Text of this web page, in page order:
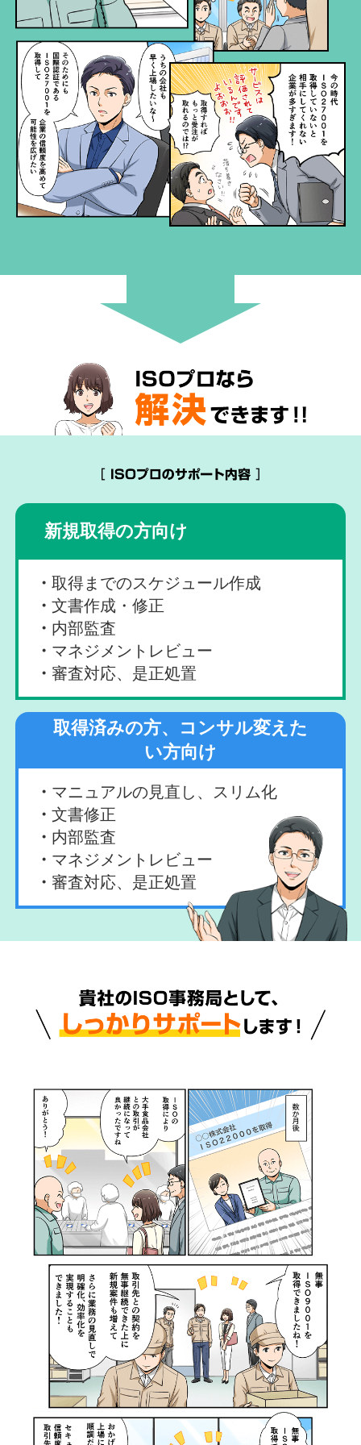
新規取得の方向け
取得までのスケジュール作成
文書作成・修正
内部監査
マネジメントレビュー
審査対応、是正処置
取得済みの方、コンサル変えた
い方向け
マニュアルの見直し、スリム化
文書修正
内部監査
マネジメントレビュー
審査対応、是正処置